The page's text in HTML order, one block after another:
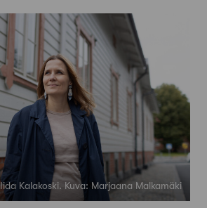
Iida Kalakoski. Kuva: Marjaana Malkamäki